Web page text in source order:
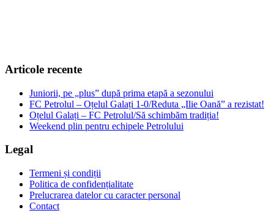
Articole recente
Juniorii, pe „plus” după prima etapă a sezonului
FC Petrolul – Oțelul Galați 1-0/Reduta „Ilie Oană” a rezistat!
Oțelul Galați – FC Petrolul/Să schimbăm tradiția!
Weekend plin pentru echipele Petrolului
Legal
Termeni și condiții
Politica de confidențialitate
Prelucrarea datelor cu caracter personal
Contact